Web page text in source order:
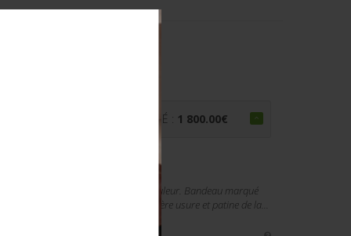
BADGE.
PRIX ADJUGÉ : 1 800.00€
Très rare modèle Bevo. En couleur. Bandeau marqué
monté, complet. A noter une légère usure et patine de la...